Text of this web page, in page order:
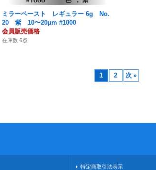
ミラーペースト レギュラー 6g No.
20 紫 10〜20μm #1000
会員販売価格
在庫数 6点
1 2 次 »
特定商取引法表示